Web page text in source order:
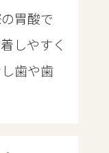
胃酸で
しやすく
歯や歯